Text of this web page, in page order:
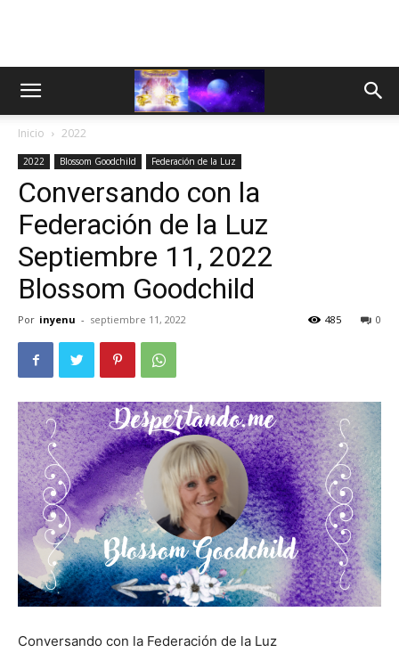
Inicio 2022
2022 Blossom Goodchild Federación de la Luz
Conversando con la
Federación de la Luz
Septiembre 11, 2022
Blossom Goodchild
Por inyenu - septiembre 11, 2022 0
485
Conversando con la Federación de la Luz